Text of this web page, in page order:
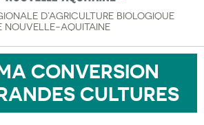
D’AGRICULTURE BIOLOGIQUE
NOUVELLE-AQUITAINE
CONVERSION
CULTURES